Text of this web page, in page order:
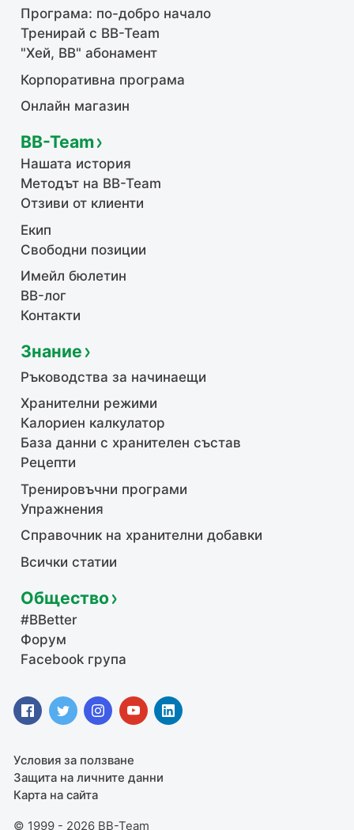
Програма: по-добро начало
Тренирай с BB-Team
"Хей, ВВ" абонамент
Корпоративна програма
Онлайн магазин
BB-Team
Нашата история
Методът на BB-Team
Отзиви от клиенти
Екип
Свободни позиции
Имейл бюлетин
BB-лог
Контакти
Знание
Ръководства за начинаещи
Хранителни режими
Калориен калкулатор
База данни с хранителен състав
Рецепти
Тренировъчни програми
Упражнения
Справочник на хранителни добавки
Всички статии
Общество
#BBetter
Форум
Facebook група
Условия за ползване
Защита на личните данни
Карта на сайта
© 1999 - 2026 BB-Team